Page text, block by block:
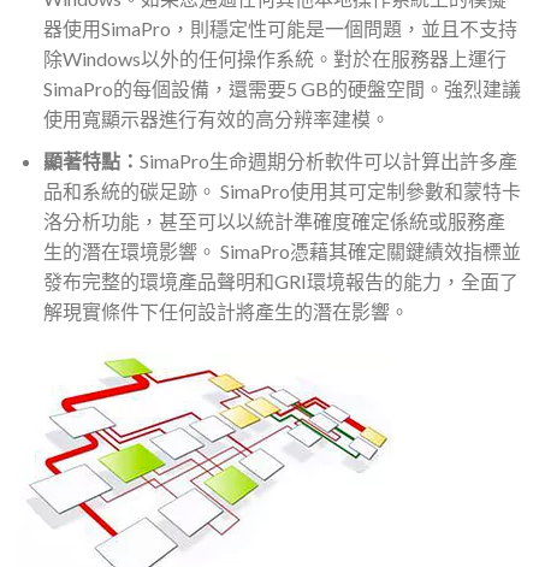
器使用SimaPro，則穩定性可能是一個問題，並且不支持
除Windows以外的任何操作系統。對於在服務器上運行
SimaPro的每個設備，還需要5 GB的硬盤空間。強烈建議
使用寬顯示器進行有效的高分辨率建模。
顯著特點： SimaPro生命週期分析軟件可以計算出許多產
品和系統的碳足跡。 SimaPro使用其可定制參數和蒙特卡
洛分析功能，甚至可以以統計準確度確定係統或服務產
生的潛在環境影響。 SimaPro憑藉其確定關鍵績效指標並
發布完整的環境產品聲明和GRI環境報告的能力，全面了
解現實條件下任何設計將產生的潛在影響。